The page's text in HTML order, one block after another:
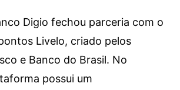
Digio fechou parceria com o
Livelo, criado pelos
e Banco do Brasil. No
possui um